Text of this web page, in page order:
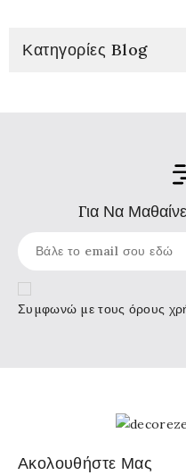
Κατηγορίες Blog
Για Να
Συμφωνώ με τους όρους
Ακολουθήστε Μας